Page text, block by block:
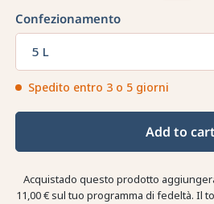
Confezionamento
5 L
Spedito entro 3 o 5 giorni
Add to cart
Acquistado questo prodotto
11,00 €sul tuo programma di fedeltà. Il